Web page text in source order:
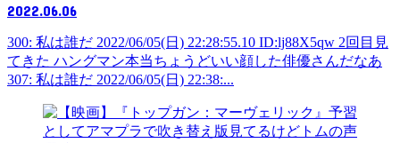
2022.06.06
300: 私は誰だ 2022/06/05(日) 22:28:55.10 ID:lj88X5qw 2回目見
てきた ハングマン本当ちょうどいい顔した俳優さんだなあ
307: 私は誰だ 2022/06/05(日) 22:38:...